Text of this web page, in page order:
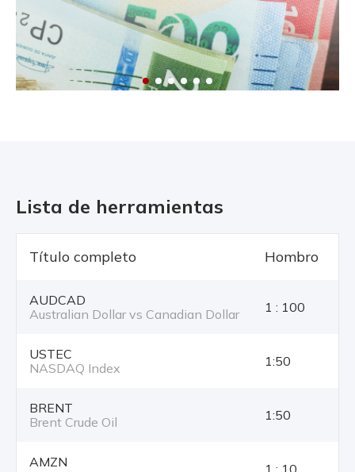
Lista de herramientas
Título completo Hombro
AUDCAD
Australian Dollar vs Canadian Dollar
1 : 100
USTEC
NASDAQ Index
1:50
BRENT
Brent Crude Oil
1:50
AMZN